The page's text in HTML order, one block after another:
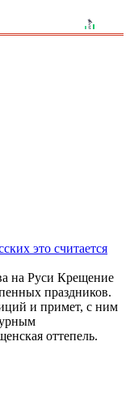
это считается
на Руси Крещение
праздников.
и примет, с ним
оттепель.